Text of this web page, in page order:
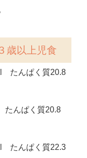
歳以上児食
たんぱく質20.8
たんぱく質20.8
たんぱく質22.3